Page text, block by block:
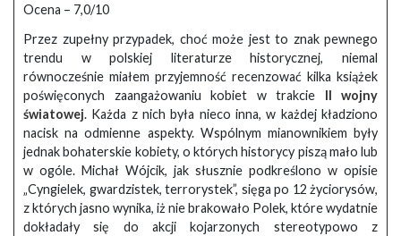
Ocena – 7,0/10
Przez zupełny przypadek, choć może jest to znak pewnego
trendu w polskiej literaturze historycznej, niemal
równocześnie miałem przyjemność recenzować kilka książek
poświęconych zaangażowaniu kobiet w trakcie II wojny
światowej. Każda z nich była nieco inna, w każdej kładziono
nacisk na odmienne aspekty. Wspólnym mianownikiem były
jednak bohaterskie kobiety, o których historycy piszą mało lub
w ogóle. Michał Wójcik, jak słusznie podkreślono w opisie
„Cyngielek, gwardzistek, terrorystek”, sięga po 12 życiorysów,
z których jasno wynika, iż nie brakowało Polek, które wydatnie
dokładały się do akcji kojarzonych stereotypowo z